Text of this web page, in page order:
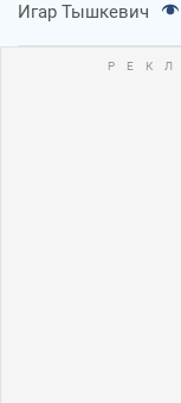
Игар Тышкевич